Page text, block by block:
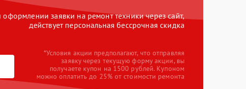
оформлении заявки на ремонт техники через сайт,
действует персональная бессрочная скидка
*Условия акции предполагают, что отправляя
заявку через текущую форму акции, вы
получаете купон на 1500 рублей. Купоном
можно оплатить до 25% от стоимости ремонта